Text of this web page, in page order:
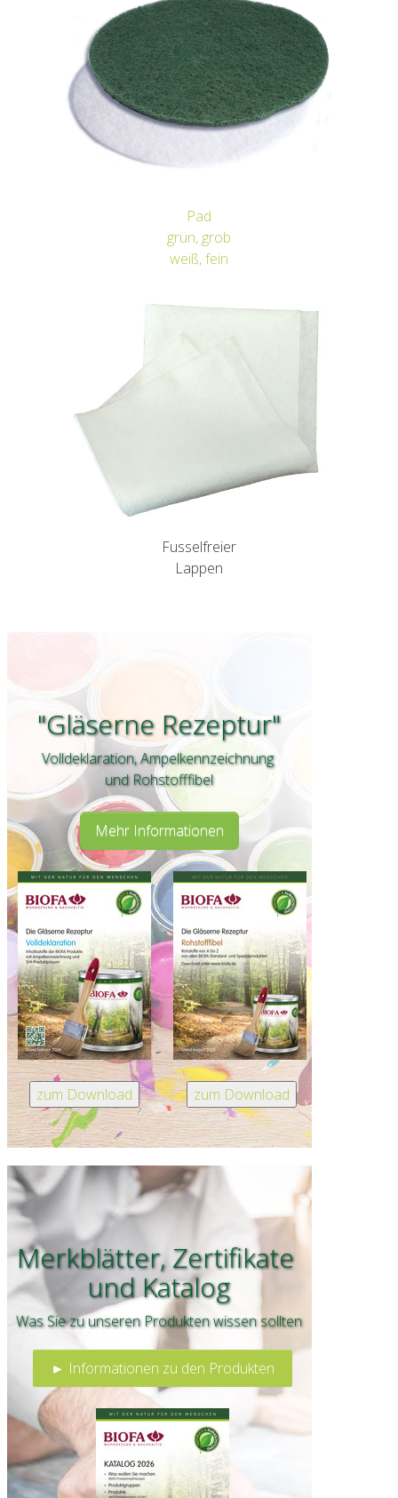
Pad
grün, grob
weiß, fein
Fusselfreier
Lappen
"Gläserne Rezeptur"
Volldeklaration, Ampelkennzeichnung
und Rohstofffibel
Mehr Informationen
Merkblätter, Zertifikate
undKatalog
Was Sie zu unseren Produkten wissen sollten
► Informationen zu den Produkten